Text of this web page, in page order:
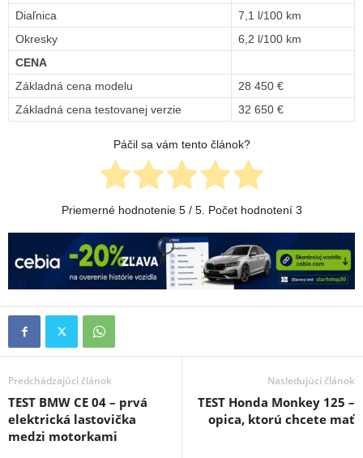
Diaľnica
7,1 l/100 km
Okresky
6,2 l/100 km
CENA
Základná cena modelu
28 450 €
Základná cena testovanej verzie
32 650 €
Páčil sa vám tento článok?
Priemerné hodnotenie 5/ 5. Počet hodnotení 3
Predchádzajúci článok
TEST BMW CE 04 – prvá
elektrická lastovička
medzi motorkami
Nasledujúci článok
TEST Honda Monkey 125 –
opica, ktorú chcete mať